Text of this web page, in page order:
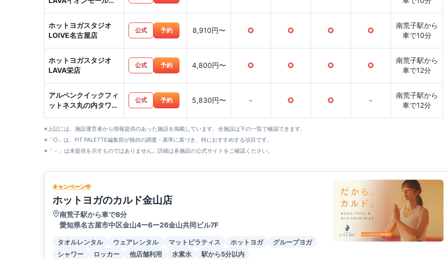
ホットヨガスタジオ
LOIVE名古屋店
公式 予約 8,910円〜 ○ ○ ○ ○
南荒子駅から
車で10分
ホットヨガスタジオ
LAVA栄店
公式 予約 4,800円〜 ○ ○ ○ ○
南荒子駅から
車で12分
アルペンクイックフィ
ットネス丸の内タワー
公式 予約 5,830円〜 - ○ ○ -
南荒子駅から
車で12分
※上記には、施設運営者から情報提供のあった施設を掲載しています。全施設は下の一覧で確認できます。
※「○」は、FIT PALETTE編集部が独自の調査・基準に基づき、特におすすめする項目です。
※「－」は未提供を示すものではありません。詳細は各施設の公式サイトをご確認ください。
キャンペーン中
ホットヨガのカルド金山店
南荒子駅から車で8分
愛知県名古屋市中区金山4ー6ー26金山共同ビル7F
タオルレンタル ウェアレンタル マットピラティス ホットヨガ
グループヨガ
シャワー
ロッカー 他店舗利用 水素水 駅から5分以内